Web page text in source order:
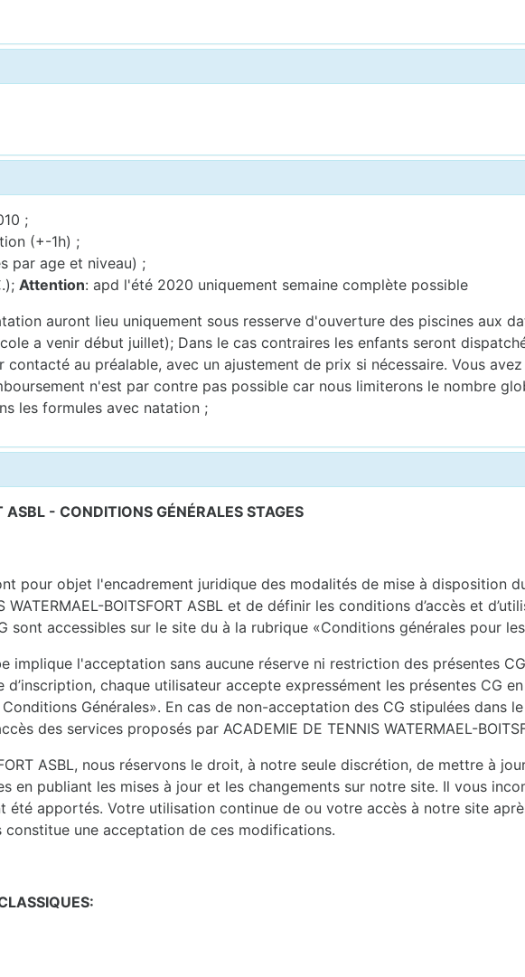
;
(+-1h) ;
par age et niveau) ;
Attention: apd l'été 2020 uniquement semaine complète possible
auront lieu uniquement sous resserve d'ouverture des piscines aux
a venir début juillet); Dans le cas contraires les enfants seront
au préalable, avec un ajustement de prix si nécessaire. Vous
n'est par contre pas possible car nous limiterons le nombre
les formules avec natation ;
- CONDITIONS GÉNÉRALES STAGES
pour objet l'encadrement juridique des modalités de mise à disposition
BOITSFORT ASBL et de définir les conditions d’accès et
sont accessibles sur le site du à la rubrique «Conditions générales pour
l'acceptation sans aucune réserve ni restriction des présentes
chaque utilisateur accepte expressément les présentes CG
Générales». En cas de non-acceptation des CG stipulées dans
des services proposés par ACADEMIE DE TENNIS WATERMAEL-
ASBL, nous réservons le droit, à notre seule discrétion, de mettre à
en publiant les mises à jour et les changements sur notre site. Il vous
été apportés. Votre utilisation continue de ou votre accès à notre site
une acceptation de ces modifications.